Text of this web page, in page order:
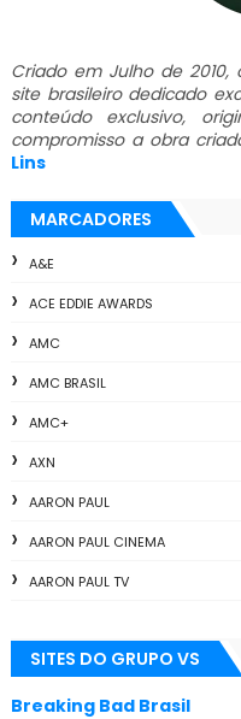
Criado em Julho de
site brasileiro dedicado
conteúdo exclusivo,
compromisso a obra
Lins
MARCADORES
A&E
ACE EDDIE AWARDS
AMC
AMC BRASIL
AMC+
AXN
AARON PAUL
AARON PAUL CINEMA
AARON PAUL TV
ANIMAÇÃO
ANNA GUNN
SITES DO GRUPO VS
Breaking Bad Brasil